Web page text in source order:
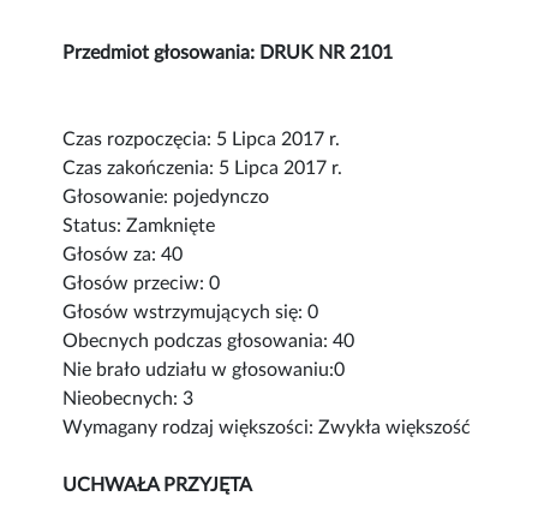
Przedmiot głosowania: DRUK NR 2101
Czas rozpoczęcia: 5 Lipca 2017 r.
Czas zakończenia: 5 Lipca 2017 r.
Głosowanie: pojedynczo
Status: Zamknięte
Głosów za: 40
Głosów przeciw: 0
Głosów wstrzymujących się: 0
Obecnych podczas głosowania: 40
Nie brało udziału w głosowaniu:0
Nieobecnych: 3
Wymagany rodzaj większości: Zwykła większość
UCHWAŁA PRZYJĘTA